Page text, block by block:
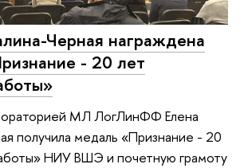
Черная награждена
- 20 лет
МЛ ЛогЛинФФ Елена
получила медаль «Признание - 20
НИУ ВШЭ и почетную грамоту